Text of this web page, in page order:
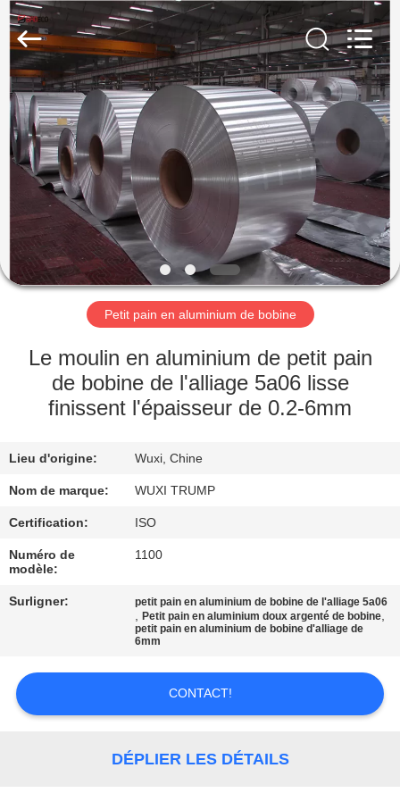
À
LA
MAISON
PRODUITS
VIDÉOS
PROPOS
NOUS
VISITE
DE
L'USINE
CONTRÔLE
DE
QUALITÉ
NOUS
CONTACTER
2026
WUXI
HONGJINMILAI
STEEL
CO.,LTD.
Rights
Reserved.
Petit pain en aluminium de bobine
Le moulin en aluminium de petit pain
de bobine de l'alliage 5a06 lisse
finissent l'épaisseur de 0.2-6mm
Lieu d'origine: Wuxi, Chine
Nom de marque: WUXI TRUMP
Certification: ISO
Numéro de
modèle:
1100
Surligner: petit pain en aluminium de bobine de l'alliage 5a06
,Petit pain en aluminium doux argenté de bobine,
petit pain en aluminium de bobine d'alliage de
6mm
CONTACT!
DÉPLIER LES DÉTAILS